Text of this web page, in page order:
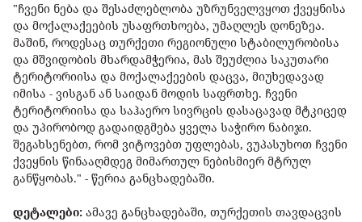
"ჩვენი ნება და შესაძლებლობა უზრუნველვყოთ ქვეყნისა
და მოქალაქეების უსაფრთხოება, უმაღლეს დონეზეა.
მაშინ, როდესაც თურქეთი რეგიონული სტაბილურობისა
და მშვიდობის მხარდამჭერია, მას შეუძლია საკუთარი
ტერიტორიისა და მოქალაქეების დაცვა, მიუხედავად
იმისა - ვისგან ან საიდან მოდის საფრთხე. ჩვენი
ტერიტორიისა და საჰაერო სივრცის დასაცავად მტკიცედ
და უპირობოდ გადაიდგმება ყველა საჭირო ნაბიჯი.
შეგახსენებთ, რომ ვიტოვებთ უფლებას, ვუპასუხოთ ჩვენი
ქვეყნის წინააღმდეგ მიმართულ ნებისმიერ მტრულ
განწყობას." - წერია განცხადებაში.
დეტალები: ამავე განცხადებაში, თურქეთის თავდაცვის